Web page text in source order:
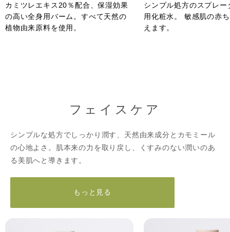
カミツレエキス20％配合、保湿効果
の高い全身用バーム。すべて天然の
植物由来原料を使用。
シンプル処方のスプレー
用化粧水。 敏感肌の赤
えます。
フェイスケア
シンプルな処方でしっかり潤す、天然由来成分とカモミール
の心地よさ。肌本来の力を取り戻し、くすみのない潤いのあ
る美肌へと導きます。
もっと見る